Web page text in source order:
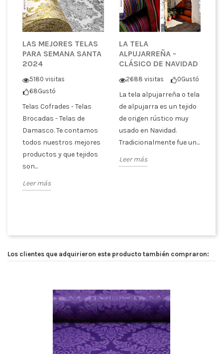
LAS MEJORES TELAS
PARA SEMANA SANTA
2024
5180 visitas
68Gustó
Telas Cofrades - Telas
Brocadas - Telas de
Damasco. Te contamos
todos nuestros mejores
productos y que tejidos
son...
Leer más
LA TELA
ALPUJARREÑA -
CLÁSICO DE NAVIDAD
2688 visitas 0Gustó
La tela alpujarreña o tela
de alpujarra es un tejido
de origen rústico muy
usado en Navidad.
Tradicionalmente fue un...
Leer más
Los clientes que adquirieron este producto también compraron: